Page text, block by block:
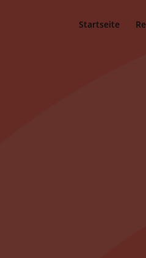
Startseite